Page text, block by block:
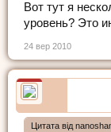
Вот тут я
уровень? Это
24 вер 2010
Цитата від